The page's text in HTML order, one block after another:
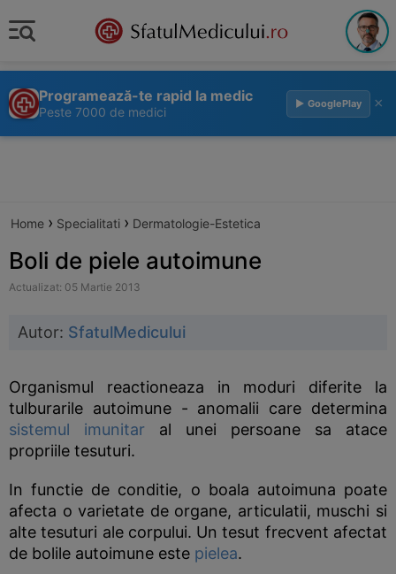
Programează-te rapid la medic
Peste 7000 de medici
▶ GooglePlay ×
Home › Specialitati › Dermatologie-Estetica
Boli de piele autoimune
Actualizat: 05 Martie 2013
Autor: SfatulMedicului
Organismul reactioneaza in moduri diferite la
tulburarile autoimune - anomalii care determina
sistemul imunitar al unei persoane sa atace
propriile tesuturi.
In functie de conditie, o boala autoimuna poate
afecta o varietate de organe, articulatii, muschi si
alte tesuturi ale corpului. Un tesut frecvent afectat
de bolile autoimune este pielea.